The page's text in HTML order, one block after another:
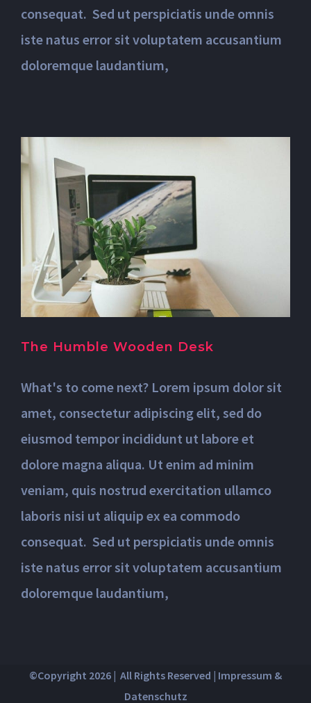
consequat. Sed ut perspiciatis unde omnis
iste natus error sit voluptatem accusantium
doloremque laudantium,
The Humble Wooden Desk
What's to come next? Lorem ipsum dolor sit
amet, consectetur adipiscing elit, sed do
eiusmod tempor incididunt ut labore et
dolore magna aliqua. Ut enim ad minim
veniam, quis nostrud exercitation ullamco
laboris nisi ut aliquip ex ea commodo
consequat. Sed ut perspiciatis unde omnis
iste natus error sit voluptatem accusantium
doloremque laudantium,
©Copyright 2026 | All Rights Reserved | Impressum &
Datenschutz